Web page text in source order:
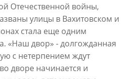
Отечественной войны,
улицы в Вахитовском и
стала еще одним
«Наш двор» - долгожданная
с нетерпением ждут
дворе начинается и